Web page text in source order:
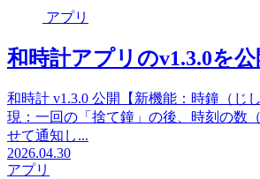
アプリ
和時計アプリのv1.3.0を
和時計 v1.3.0 公開【新機能：時鐘（じ
現：一回の「捨て鐘」の後、時刻の数
せて通知し...
2026.04.30
アプリ